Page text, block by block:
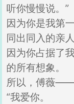
听你慢慢说。”
因为你是我第
同出同入的亲
因为你占据了
的所有想象。
所以，傅薇
“我爱你。